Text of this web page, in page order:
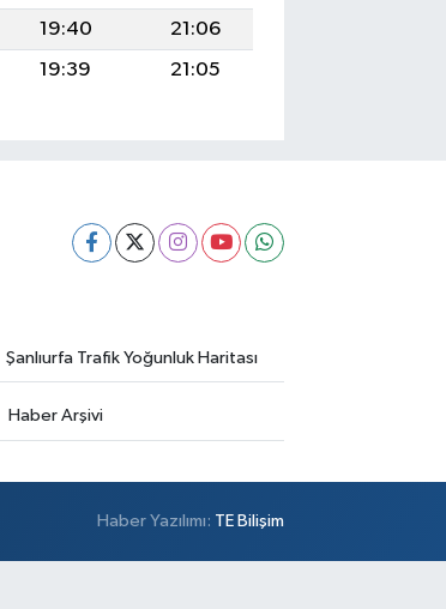
19:40
21:06
19:39 21:05
Şanlıurfa Trafik Yoğunluk Haritası
Haber Arşivi
Haber Yazılımı: TE Bilişim